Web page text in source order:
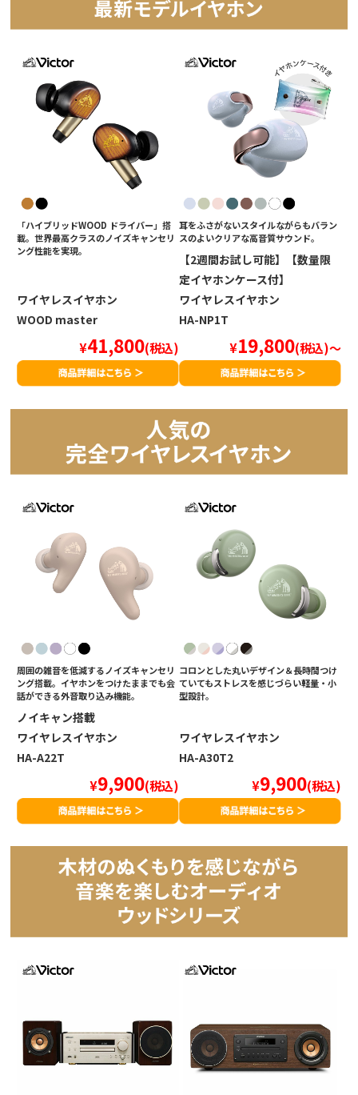
「ハイブリッドWOOD ドライバー」搭
載。世界最高クラスのノイズキャンセリ
ング性能を実現。
ワイヤレスイヤホン
WOOD master
¥41,800(税込)
耳をふさがないスタイルながらもバラン
スのよいクリアな高音質サウンド。​​
【2週間お試し可能】【数量限
定イヤホンケース付】
ワイヤレスイヤホン
HA-NP1T​
¥19,800(税込)～
周囲の雑音を低減するノイズキャンセリ
ング搭載。イヤホンをつけたままでも会
話ができる外音取り込み機能。
ノイキャン搭載
ワイヤレスイヤホン
HA-A22T
¥9,900(税込)
コロンとした丸いデザイン＆長時間つけ
ていてもストレスを感じづらい軽量・小
型設計。​
ワイヤレスイヤホン
HA-A30T2
¥9,900(税込)